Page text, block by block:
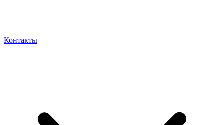
Контакты